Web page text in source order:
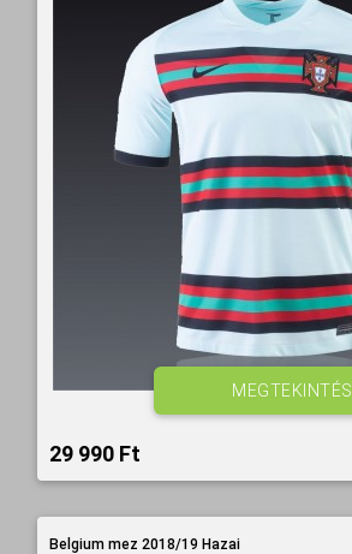
29 990 Ft‎
MEGTEKINTÉS
Belgium mez 2018/19 Hazai